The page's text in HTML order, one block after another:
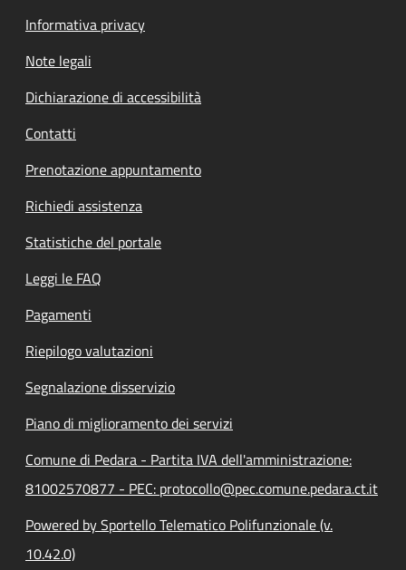
Informativa privacy
Note legali
Dichiarazione di accessibilità
Contatti
Prenotazione appuntamento
Richiedi assistenza
Statistiche del portale
Leggi le FAQ
Pagamenti
Riepilogo valutazioni
Segnalazione disservizio
Piano di miglioramento dei servizi
Comune di Pedara - Partita IVA dell'amministrazione:
81002570877 - PEC: protocollo@pec.comune.pedara.ct.it
Powered by Sportello Telematico Polifunzionale (v.
10.42.0)